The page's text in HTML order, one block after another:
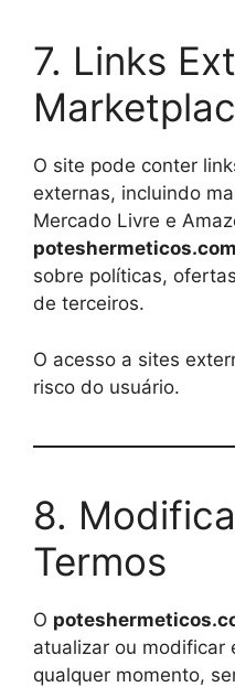
7. Links
O site pode conter
externas, incluindo
Mercado Livre e
sobre políticas,
de terceiros.
O acesso a sites
risco do usuário.
8.
Termos
O
atualizar ou modificar
qualquer momento,